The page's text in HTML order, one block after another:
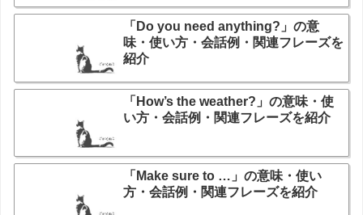
「Do you need anything?」の意
味・使い方・会話例・関連フレーズを
紹介
「How’s the weather?」の意味・使
い方・会話例・関連フレーズを紹介
「Make sure to …」の意味・使い
方・会話例・関連フレーズを紹介